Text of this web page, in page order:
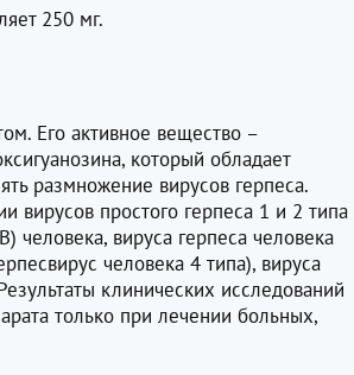
250 мг.
Его активное вещество –
который обладает
размножение вирусов герпеса.
вирусов простого герпеса 1 и 2 типа
вируса герпеса человека
человека 4 типа), вируса
клинических исследований
только при лечении больных,